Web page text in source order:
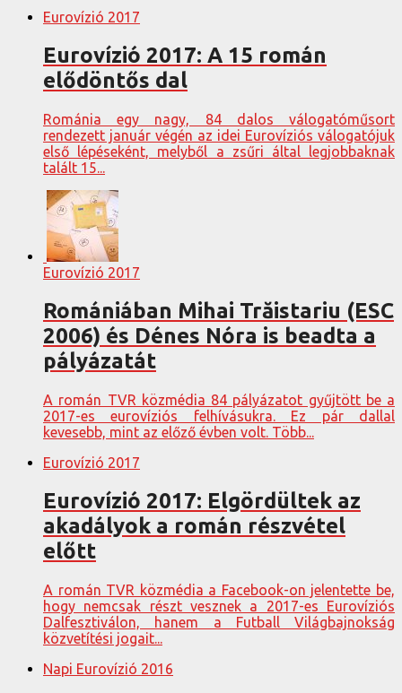
Eurovízió 2017
Eurovízió 2017: A 15 román
elődöntős dal
Románia egy nagy, 84 dalos válogatóműsort
rendezett január végén az idei Eurovíziós válogatójuk
első lépéseként, melyből a zsűri által legjobbaknak
talált 15...
Eurovízió 2017
Romániában Mihai Trăistariu (ESC
2006) és Dénes Nóra is beadta a
pályázatát
A román TVR közmédia 84 pályázatot gyűjtött be a
2017-es eurovíziós felhívásukra. Ez pár dallal
kevesebb, mint az előző évben volt. Több...
Eurovízió 2017
Eurovízió 2017: Elgördültek az
akadályok a román részvétel
előtt
A román TVR közmédia a Facebook-on jelentette be,
hogy nemcsak részt vesznek a 2017-es Eurovíziós
Dalfesztiválon, hanem a Futball Világbajnokság
közvetítési jogait...
Napi Eurovízió 2016